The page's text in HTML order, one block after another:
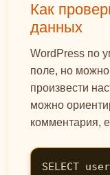
Как
данных
WordPress по
поле, но можно
произвести
можно
комментария,
SELECT